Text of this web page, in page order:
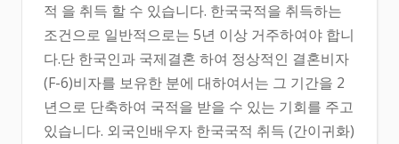
적 을 취득 할 수 있습니다. 한국국적을 취득하는
조건으로 일반적으로는 5년 이상 거주하여야 합니
다.단 한국인과 국제결혼 하여 정상적인 결혼비자
(F-6)비자를 보유한 분에 대하여서는 그 기간을 2
년으로 단축하여 국적을 받을 수 있는 기회를 주고
있습니다. 외국인배우자 한국국적 취득 (간이귀화)